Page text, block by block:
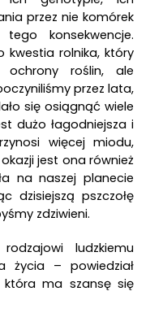
przez nie komórek
konsekwencje.
kwestia rolnika, który
ochrony roślin, ale
przez lata,
się osiągnąć wiele
dużo łagodniejsza i
więcej miodu,
jest ona również
na naszej planecie
dzisiejszą pszczołę
zdziwieni.
ludzkiemu
życia – powiedział
która ma szansę się